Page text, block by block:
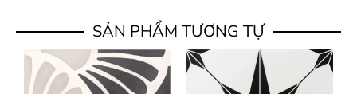
SẢN PHẨM TƯƠNG TỰ